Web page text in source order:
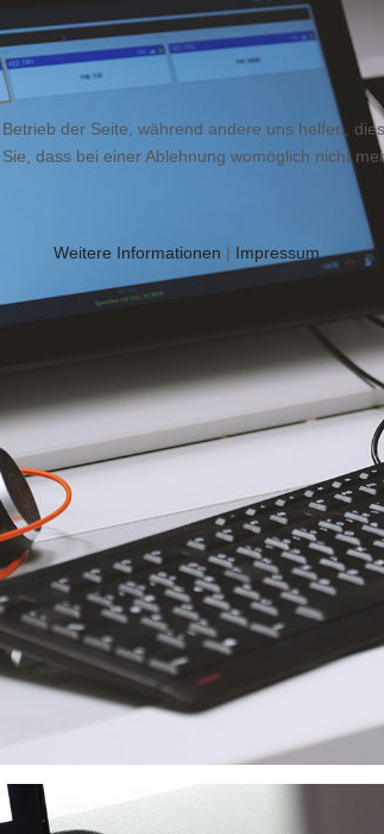
der Seite, während andere uns helfen,
dass bei einer Ablehnung womöglich nicht
Weitere Informationen | Impressum